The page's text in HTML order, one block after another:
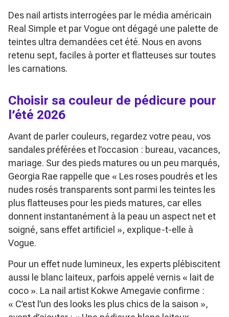
Des nail artists interrogées par le média américain
Real Simple et parVogue ont dégagé une palette de
teintes ultra demandées cet été. Nous en avons
retenu sept, faciles à porter et flatteuses sur toutes
les carnations.
Choisir sa couleur de pédicure pour
l’été 2026
Avant de parler couleurs, regardez votre peau, vos
sandales préférées et l’occasion : bureau, vacances,
mariage. Sur des pieds matures ou un peu marqués,
Georgia Rae rappelle que « Les roses poudrés et les
nudes rosés transparents sont parmi les teintes les
plus flatteuses pour les pieds matures, car elles
donnent instantanément à la peau un aspect net et
soigné, sans effet artificiel », explique-t-elle à
Vogue.
Pour un effet nude lumineux, les experts plébiscitent
aussi le blanc laiteux, parfois appelé vernis « lait de
coco ». La nail artist Kokwe Amegavie confirme :
« C’est l’un des looks les plus chics de la saison »,